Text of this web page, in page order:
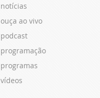
notícias
ouça ao vivo
podcast
programação
programas
vídeos